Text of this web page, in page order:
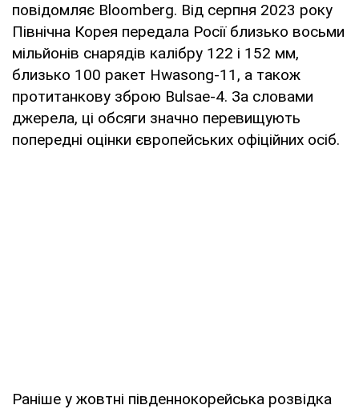
повідомляє Bloomberg. Від серпня 2023 року
Північна Корея передала Росії близько восьми
мільйонів снарядів калібру 122 і 152 мм,
близько 100 ракет Hwasong-11, а також
протитанкову зброю Bulsae-4. За словами
джерела, ці обсяги значно перевищують
попередні оцінки європейських офіційних осіб.
Раніше у жовтні південнокорейська розвідка